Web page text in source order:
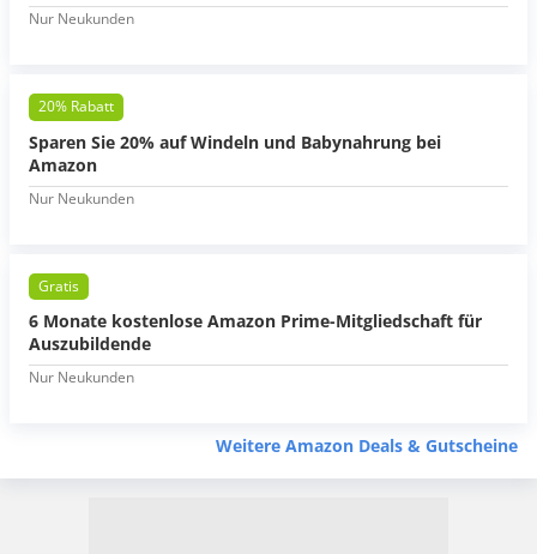
Nur Neukunden
20% Rabatt
Sparen Sie 20% auf Windeln und Babynahrung bei
Amazon
Nur Neukunden
Gratis
6 Monate kostenlose Amazon Prime-Mitgliedschaft für
Auszubildende
Nur Neukunden
Weitere Amazon Deals & Gutscheine